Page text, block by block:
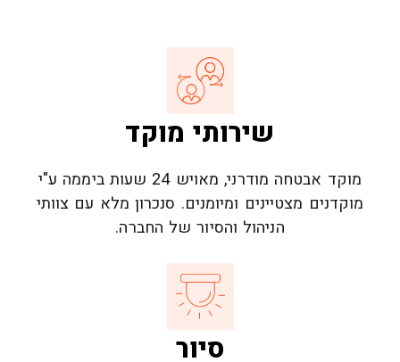
שירותי מוקד
מוקד אבטחה מודרני, מאויש 24 שעות ביממה ע"י
מוקדנים מצטיינים ומיומנים. סנכרון מלא עם צוותי
הניהול והסיור של החברה.
סיור